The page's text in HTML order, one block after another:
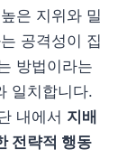
은 지위와 밀
공격성이 집
방법이라는
일치합니다.
내에서 지배
전략적 행동